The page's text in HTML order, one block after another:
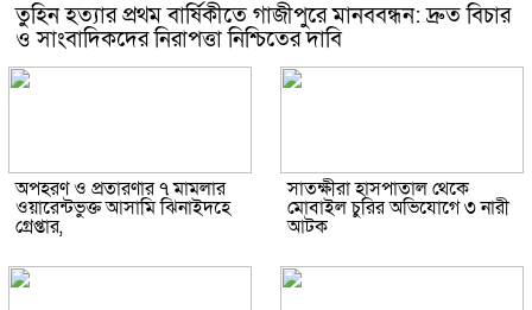
তুহিন হত্যার প্রথম বার্ষিকীতে গাজীপুরে মানববন্ধন: দ্রুত বিচার
ও সাংবাদিকদের নিরাপত্তা নিশ্চিতের দাবি
অপহরণ ও প্রতারণার ৭ মামলার
ওয়ারেন্টভুক্ত আসামি ঝিনাইদহে
গ্রেপ্তার,
সাতক্ষীরা হাসপাতাল থেকে
মোবাইল চুরির অভিযোগে ৩ নারী
আটক